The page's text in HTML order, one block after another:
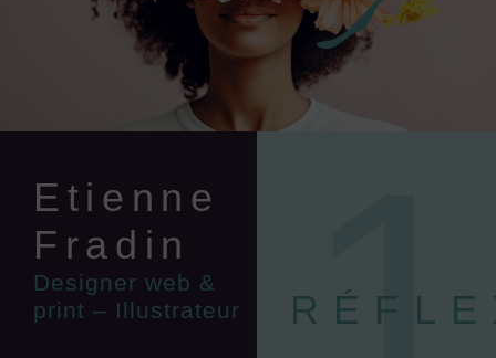
Etienne
Fradin
Designer web &
print – Illustrateur